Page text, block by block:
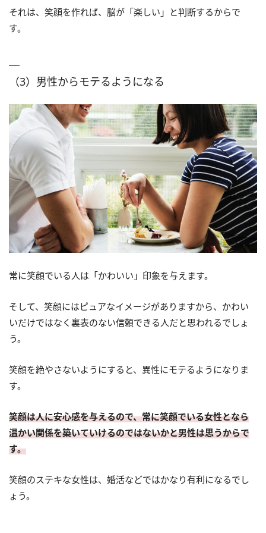
それは、笑顔を作れば、脳が「楽しい」と判断するからで
す。
（3）男性からモテるようになる
常に笑顔でいる人は「かわいい」印象を与えます。
そして、笑顔にはピュアなイメージがありますから、かわい
いだけではなく裏表のない信頼できる人だと思われるでしょ
う。
笑顔を絶やさないようにすると、異性にモテるようになりま
す。
笑顔は人に安心感を与えるので、常に笑顔でいる女性となら
温かい関係を築いていけるのではないかと男性は思うからで
す。
笑顔のステキな女性は、婚活などではかなり有利になるでし
ょう。